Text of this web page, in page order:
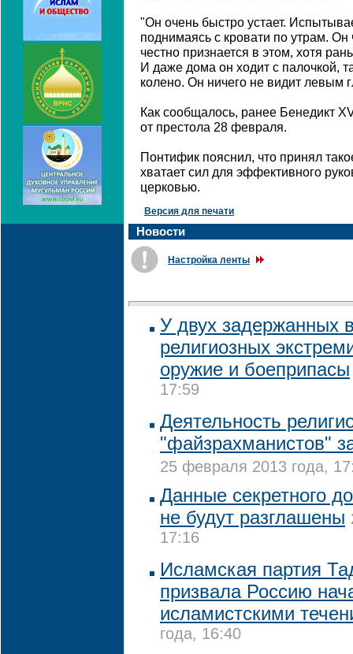
"Он очень быстро устает.
поднимаясь с кровати по утрам. Он
честно признается в этом, хотя
И даже дома он ходит с палочкой,
колено. Он ничего не видит левым
Как сообщалось, ранее Бенедикт
от престола 28 февраля.
Понтифик пояснил, что принял
хватает сил для эффективного
церковью.
Версия для печати
Новости
Настройка ленты
У двух задержанных
религиозных
оружие и боеприпасы
17:59
Деятельность
"файзрахманистов"
25 февраля 2013 года,
Данные секретного
не будут разглашены
17:16
Исламская партия
призвала Россию
исламистскими
года, 16:40